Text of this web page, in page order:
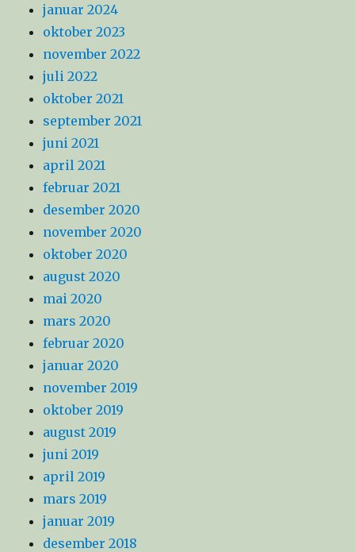
januar 2024
oktober 2023
november 2022
juli 2022
oktober 2021
september 2021
juni 2021
april 2021
februar 2021
desember 2020
november 2020
oktober 2020
august 2020
mai 2020
mars 2020
februar 2020
januar 2020
november 2019
oktober 2019
august 2019
juni 2019
april 2019
mars 2019
januar 2019
desember 2018